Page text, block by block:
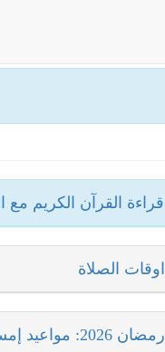
قراءة القرآن الكريم مع
اوقات الصلاة
رمضان 2026: مواعيد إمساك وإفطار